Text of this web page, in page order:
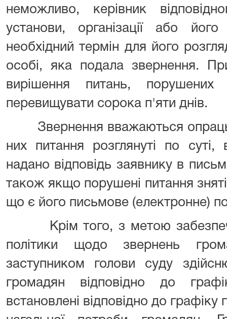
неможливо, керівник
установи, організації або
необхідний термін для його
особі, яка подала звернення.
вирішення питань,
перевищувати сорока п'яти днів.
Звернення вважаються
них питання розглянуті по суті,
надано відповідь заявнику в
також якщо порушені питання
що є його письмове (електронне)
Крім того, з метою
політики щодо звернень
заступником голови суду
громадян відповідно до
встановлені відповідно до графіку